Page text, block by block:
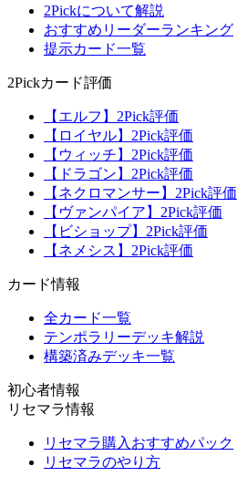
2Pickについて解説
おすすめリーダーランキング
提示カード一覧
2Pickカード評価
【エルフ】2Pick評価
【ロイヤル】2Pick評価
【ウィッチ】2Pick評価
【ドラゴン】2Pick評価
【ネクロマンサー】2Pick評価
【ヴァンパイア】2Pick評価
【ビショップ】2Pick評価
【ネメシス】2Pick評価
カード情報
全カード一覧
テンポラリーデッキ解説
構築済みデッキ一覧
初心者情報
リセマラ情報
リセマラ購入おすすめパック
リセマラのやり方